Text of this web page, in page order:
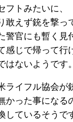
フトみたいに、
敢えず銃を撃っ
警官にも暫く見
感じで帰って行
はないようです。
ライフル協会が
かった事になる
しているそうで